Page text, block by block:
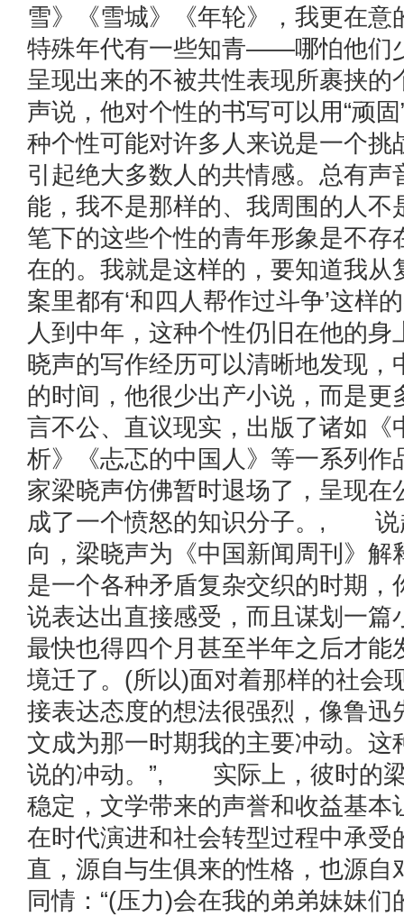
雪》《雪城》《年轮》，我更在意
特殊年代有一些知青——哪怕他
呈现出来的不被共性表现所裹挟
声说，他对个性的书写可以用“顽
种个性可能对许多人来说是一个挑
引起绝大多数人的共情感。总有声
能，我不是那样的、我周围的人不
笔下的这些个性的青年形象是不存
在的。我就是这样的，要知道我从
案里都有‘和四人帮作过斗争’这
人到中年，这种个性仍旧在他的身
晓声的写作经历可以清晰地发现，
的时间，他很少出产小说，而是更
言不公、直议现实，出版了诸如《
析》《忐忑的中国人》等一系列作
家梁晓声仿佛暂时退场了，呈现在
成了一个愤怒的知识分子。, 说
向，梁晓声为《中国新闻周刊》解
是一个各种矛盾复杂交织的时期，
说表达出直接感受，而且谋划一篇
最快也得四个月甚至半年之后才能
境迁了。(所以)面对着那样的社会
接表达态度的想法很强烈，像鲁迅
文成为那一时期我的主要冲动。这
说的冲动。”, 实际上，彼时的
稳定，文学带来的声誉和收益基本
在时代演进和社会转型过程中承受
直，源自与生俱来的性格，也源自
同情：“(压力)会在我的弟弟妹妹